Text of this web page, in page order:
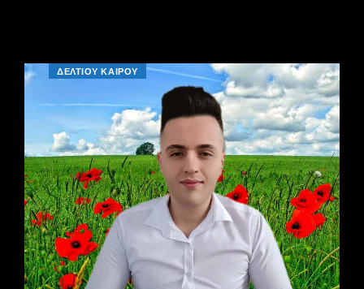
ΔΕΛΤΙΟΥ ΚΑΙΡΟΥ